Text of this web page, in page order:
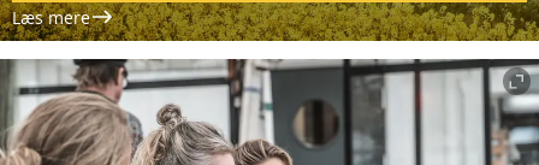
Læs mere